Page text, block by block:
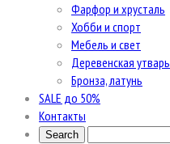
Фарфор и хрусталь
Хобби и спорт
Мебель и свет
Деревенская утварь
Бронза, латунь
SALE до 50%
Контакты